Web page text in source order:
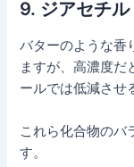
9. ジアセチル
バターのような香
ますが、高濃度だ
ールでは低減させ
これら化合物のバ
す。